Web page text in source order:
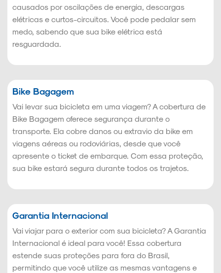
causados por oscilações de energia, descargas
elétricas e curtos-circuitos. Você pode pedalar sem
medo, sabendo que sua bike elétrica está
resguardada.
Bike Bagagem
Vai levar sua bicicleta em uma viagem? A cobertura de
Bike Bagagem oferece segurança durante o
transporte. Ela cobre danos ou extravio da bike em
viagens aéreas ou rodoviárias, desde que você
apresente o ticket de embarque. Com essa proteção,
sua bike estará segura durante todos os trajetos.
Garantia Internacional
Vai viajar para o exterior com sua bicicleta? A Garantia
Internacional é ideal para você! Essa cobertura
estende suas proteções para fora do Brasil,
permitindo que você utilize as mesmas vantagens e